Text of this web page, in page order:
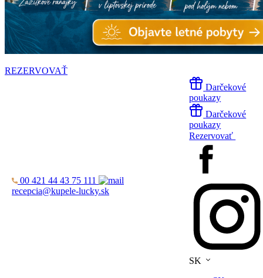
REZERVOVAŤ
00 421 44 43 75 111
recepcia@kupele-lucky.sk
Darčekové
poukazy
Darčekové
poukazy
Rezervovať
SK